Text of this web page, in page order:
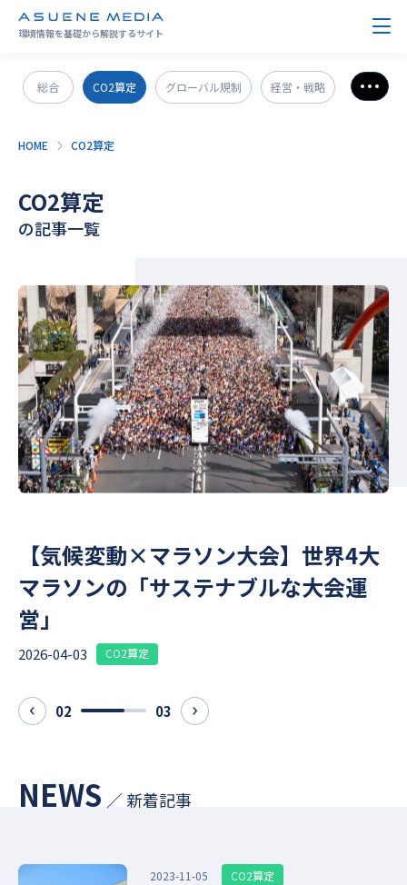
環境情報を基礎から解説するサイト
総合 CO2算定 グローバル規制 経営・戦略
CO2削減
さら
HOME CO2算定
CO2算定
の記事一覧
prev 02 03 next
2026-04-03 CO2算定
【気候変動×マラソン大会】世界4大
マラソンの「サステナブルな大会運
営」
NEWS ／ 新着記事
2023-11-05 CO2算定